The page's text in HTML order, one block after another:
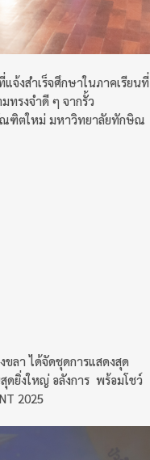
จ้งสำเร็จศึกษาในภาคเรียนที่
ทรงจำดี ๆ จากรั้ว
ณฑิตใหม่ มหาวิทยาลัยทักษิณ
ลา ได้จัดชุดการแสดงสุด
ดยิ่งใหญ่ อลังการ พร้อมโชว์
2025